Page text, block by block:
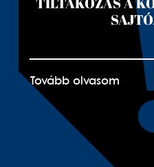
Tovább olvasom